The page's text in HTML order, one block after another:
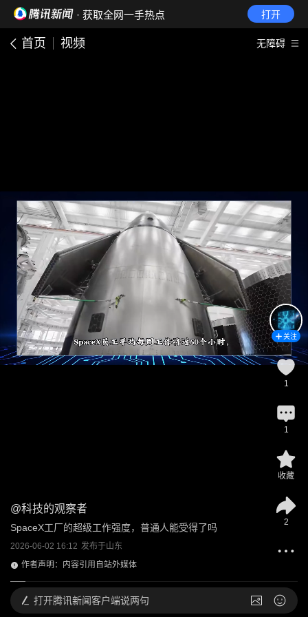
· 获取全网一手热点 打开
首页 视频 无障碍
@科技的观察者
SpaceX工厂的超级工作强度，普通人能受得了吗
2026-06-02 16:12 发布于山东
作者声明：内容引用自站外媒体
关注
1
1
收藏
2
打开腾讯新闻客户端说两句